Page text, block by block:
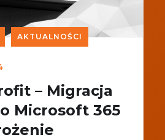
AKTUALNOŚCI
– Migracja
Microsoft 365